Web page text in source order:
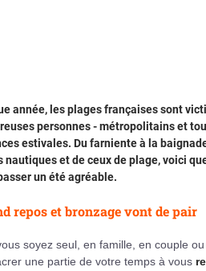
année, les plages françaises sont
personnes - métropolitains et
estivales. Du farniente à la
nautiques et de ceux de plage, voici
un été agréable.
repos et bronzage vont de pair
soyez seul, en famille, en couple
une partie de votre temps à vous